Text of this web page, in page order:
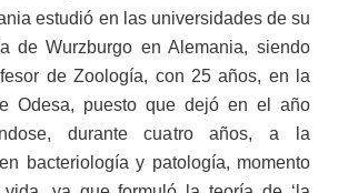
estudió en las universidades de su
de Wurzburgo en Alemania, siendo
de Zoología, con 25 años, en la
Odesa, puesto que dejó en el año
durante cuatro años, a la
bacteriología y patología, momento